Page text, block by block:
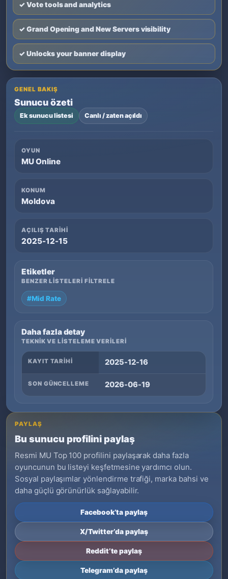
✓ Vote tools and analytics
✓ Grand Opening and New Servers visibility
✓ Unlocks your banner display
GENEL BAKIŞ
Sunucu özeti
Ek sunucu listesi Canlı / zaten açıldı
OYUN
MU Online
KONUM
Moldova
AÇILIŞ TARIHI
2025-12-15
Etiketler
BENZER LISTELERI FILTRELE
#Mid Rate
Daha fazla detay
TEKNIK VE LISTELEME VERILERI
KAYIT TARIHI 2025-12-16
SON GÜNCELLEME 2026-06-19
PAYLAŞ
Bu sunucu profilini paylaş
Resmi MU Top 100 profilini paylaşarak daha fazla
oyuncunun bu listeyi keşfetmesine yardımcı olun.
Sosyal paylaşımlar yönlendirme trafiği, marka bahsi ve
daha güçlü görünürlük sağlayabilir.
Facebook’ta paylaş
X/Twitter’da paylaş
Reddit’te paylaş
Telegram’da paylaş